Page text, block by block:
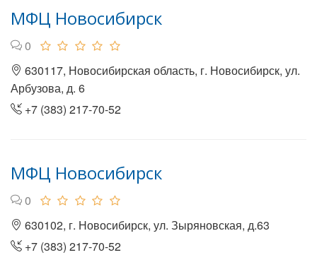
МФЦ Новосибирск
0
630117, Новосибирская область, г. Новосибирск, ул.
Арбузова, д. 6
+7 (383) 217-70-52
МФЦ Новосибирск
0
630102, г. Новосибирск, ул. Зыряновская, д.63
+7 (383) 217-70-52